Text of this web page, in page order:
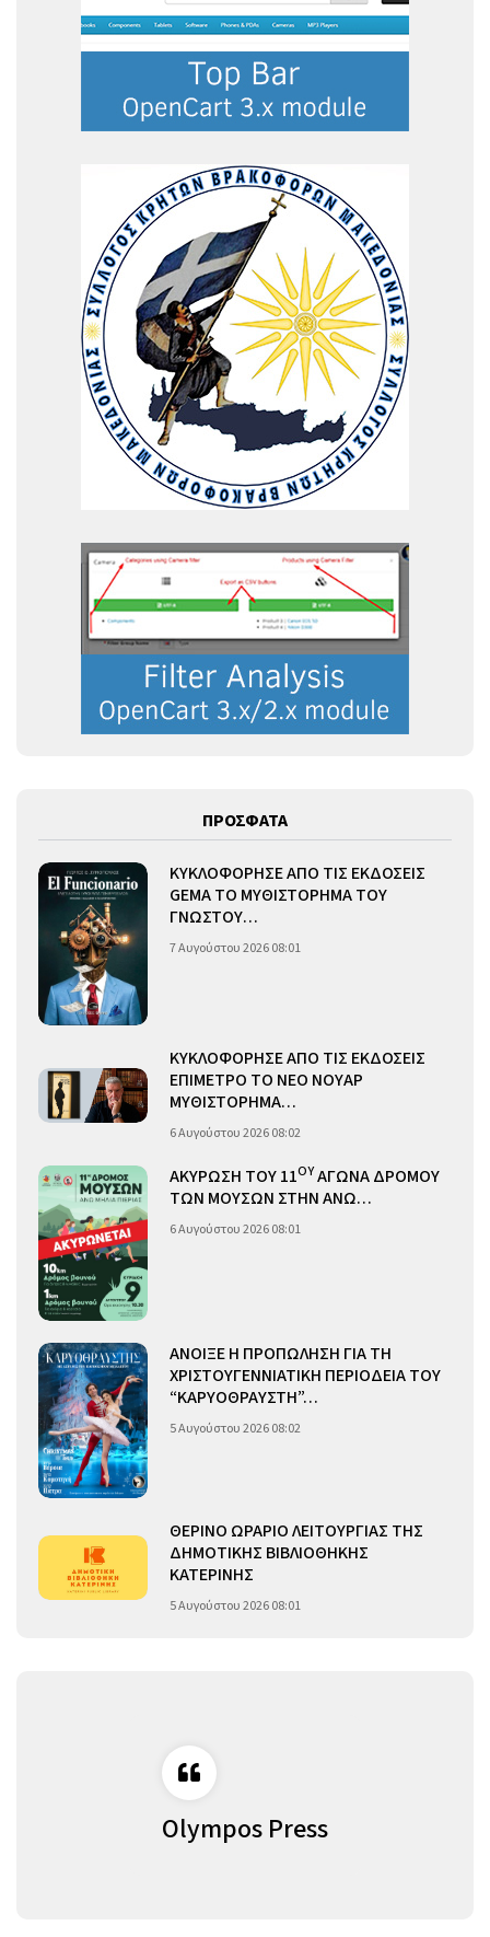
ΠΡΟΣΦΑΤΑ
ΚΥΚΛΟΦΟΡΗΣΕ ΑΠΟ ΤΙΣ ΕΚΔΟΣΕΙΣ
GEMA ΤΟ ΜΥΘΙΣΤΟΡΗΜΑ ΤΟΥ
ΓΝΩΣΤΟΥ…
7 Αυγούστου 2026 08:01
ΚΥΚΛΟΦΟΡΗΣΕ ΑΠΟ ΤΙΣ ΕΚΔΟΣΕΙΣ
ΕΠΙΜΕΤΡΟ ΤΟ ΝΕΟ ΝΟΥΑΡ
ΜΥΘΙΣΤΟΡΗΜΑ…
6 Αυγούστου 2026 08:02
ΑΚΥΡΩΣΗ ΤΟΥ 11ΟΥΑΓΩΝΑ ΔΡΟΜΟΥ
ΤΩΝ ΜΟΥΣΩΝ ΣΤΗΝ ΑΝΩ…
6 Αυγούστου 2026 08:01
ΑΝΟΙΞΕ Η ΠΡΟΠΩΛΗΣΗ ΓΙΑ ΤΗ
ΧΡΙΣΤΟΥΓΕΝΝΙΑΤΙΚΗ ΠΕΡΙΟΔΕΙΑ ΤΟΥ
“ΚΑΡΥΟΘΡΑΥΣΤΗ”…
5 Αυγούστου 2026 08:02
ΘΕΡΙΝΟ ΩΡΑΡΙΟ ΛΕΙΤΟΥΡΓΙΑΣ ΤΗΣ
ΔΗΜΟΤΙΚΗΣ ΒΙΒΛΙΟΘΗΚΗΣ
ΚΑΤΕΡΙΝΗΣ
5 Αυγούστου 2026 08:01
Olympos Press